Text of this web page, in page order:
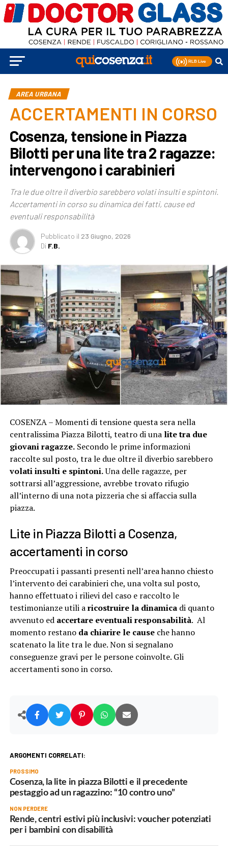
AREA URBANA
ACCERTAMENTI IN CORSO
Cosenza, tensione in Piazza
Bilotti per una lite tra 2 ragazze:
intervengono i carabinieri
Tra le due oltre il diverbio sarebbero volati insulti e spintoni.
Accertamenti in corso su dinamica dei fatti, cause ed
eventuali responsabilità
Pubblicato il 23 Giugno, 2026
Di F.B.
COSENZA – Momenti di tensione questa sera nella
centralissima Piazza Bilotti, teatro di una lite tra due
giovani ragazze.Secondo le prime informazioni
raccolte sul posto, tra le due oltre il diverbio sarebbero
volati insulti e spintoni.Una delle ragazze, per
sottrarsi all’aggressione, avrebbe trovato rifugio
all’interno di una nota pizzeria che si affaccia sulla
piazza.
Lite in Piazza Bilotti a Cosenza,
accertamenti in corso
Preoccupati i passanti presenti nell’area hanno chiesto
l’intervento dei carabinieri che, una volta sul posto,
hanno effettuato i rilievi del caso e raccolto le
testimonianze utili aricostruire la dinamicadi quanto
avvenuto ed accertare eventuali responsabilità. Al
momento restano da chiarire le causeche hanno
scatenato la lite tra le due. Non si segnalano
conseguenze gravi per le persone coinvolte. Gli
accertamenti sono in corso.
ARGOMENTI CORRELATI:
PROSSIMO
Cosenza, la lite in piazza Bilotti e il precedente
pestaggio ad un ragazzino: “10 contro uno”
NON PERDERE
Rende, centri estivi più inclusivi: voucher potenziati
per i bambini con disabilità